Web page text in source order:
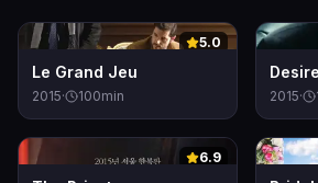
0 5.0
Le Grand Jeu
2015· 100min
0
Desire
2015·
0 6.9 0